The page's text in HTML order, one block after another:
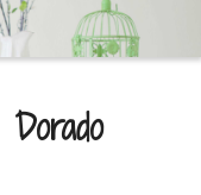
Dorado